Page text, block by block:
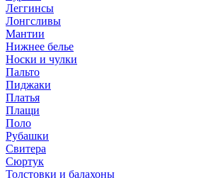
Леггинсы
Лонгсливы
Мантии
Нижнее белье
Носки и чулки
Пальто
Пиджаки
Платья
Плащи
Поло
Рубашки
Свитера
Сюртук
Толстовки и балахоны